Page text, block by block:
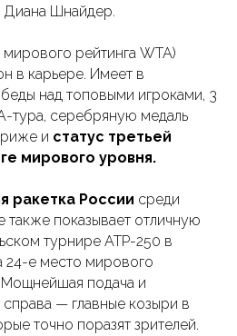
Диана Шнайдер.
рейтинга WTA)
в карьере. Имеет в
над топовыми игроками, 3
тура, серебряную медаль
и статус третьей
мирового уровня.
ракетка России среди
показывает отличную
турнире ATP-250 в
24-е место мирового
Мощнейшая подача и
— главные козыри в
точно поразят зрителей.